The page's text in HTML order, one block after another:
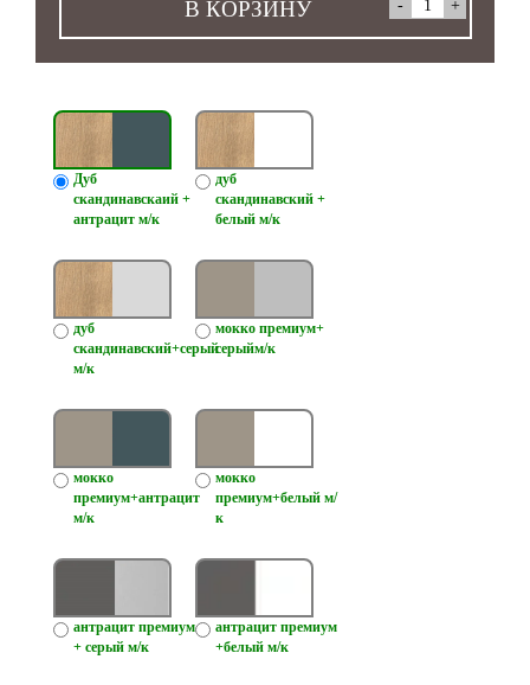
В КОРЗИНУ
Дуб
скандинавскаий +
антрацит м/к
дуб
скандинавский +
белый м/к
дуб
скандинавский+серый
м/к
мокко премиум+
серыйм/к
мокко
премиум+антрацит
м/к
мокко
премиум+белый м/
к
антрацит премиум
+ серый м/к
антрацит премиум
+белый м/к